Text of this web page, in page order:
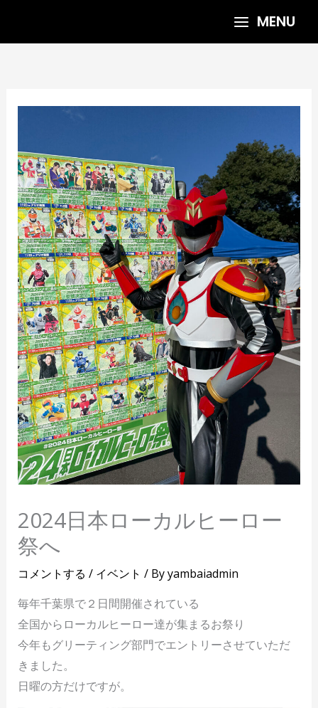
MENU
2024日本ローカルヒーロー
祭へ
コメントする / イベント / Byyambaiadmin
毎年千葉県で２日間開催されている
全国からローカルヒーロー達が集まるお祭り
今年もグリーティング部門でエントリーさせていただ
きました。
日曜の方だけですが。